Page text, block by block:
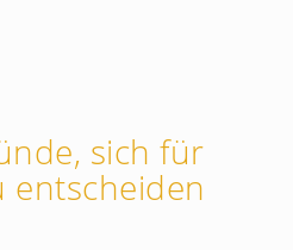
sich für
entscheiden